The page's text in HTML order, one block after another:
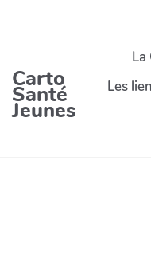
Carto
Santé
Jeunes
La
Les